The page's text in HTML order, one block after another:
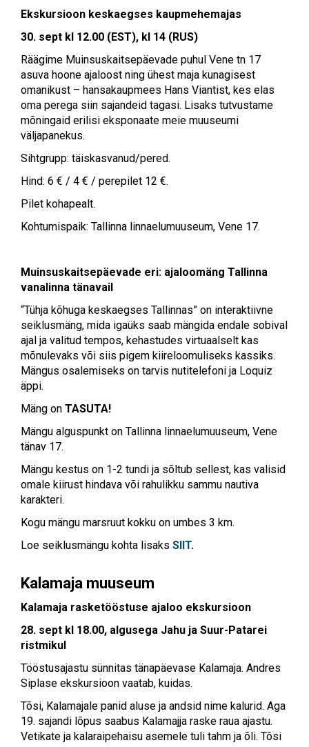
Ekskursioon keskaegses kaupmehemajas
30. sept kl 12.00 (EST), kl 14 (RUS)
Räägime Muinsuskaitsepäevade puhul Vene tn 17
asuva hoone ajaloost ning ühest maja kunagisest
omanikust – hansakaupmees Hans Viantist, kes elas
oma perega siin sajandeid tagasi. Lisaks tutvustame
mõningaid erilisi eksponaate meie muuseumi
väljapanekus.
Sihtgrupp: täiskasvanud/pered.
Hind: 6 € / 4 € / perepilet 12 €.
Pilet kohapealt.
Kohtumispaik: Tallinna linnaelumuuseum, Vene 17.
Muinsuskaitsepäevade eri: ajaloomäng Tallinna
vanalinna tänavail
“Tühja kõhuga keskaegses Tallinnas” on interaktiivne
seiklusmäng, mida igaüks saab mängida endale sobival
ajal ja valitud tempos, kehastudes virtuaalselt kas
mõnulevaks või siis pigem kiireloomuliseks kassiks.
Mängus osalemiseks on tarvis nutitelefoni ja Loquiz
äppi.
Mäng on TASUTA!
Mängu alguspunkt on Tallinna linnaelumuuseum, Vene
tänav 17.
Mängu kestus on 1-2 tundi ja sõltub sellest, kas valisid
omale kiirust hindava või rahulikku sammu nautiva
karakteri.
Kogu mängu marsruut kokku on umbes 3 km.
Loe seiklusmängu kohta lisaks SIIT.
Kalamaja muuseum
Kalamaja rasketööstuse ajaloo ekskursioon
28. sept kl 18.00, algusega Jahu ja Suur-Patarei
ristmikul
Tööstusajastu sünnitas tänapäevase Kalamaja. Andres
Siplase ekskursioon vaatab, kuidas.
Tõsi, Kalamajale panid aluse ja andsid nime kalurid. Aga
19. sajandi lõpus saabus Kalamajja raske raua ajastu.
Vetikate ja kalaraipehaisu asemele tuli tahm ja õli. Tõsi